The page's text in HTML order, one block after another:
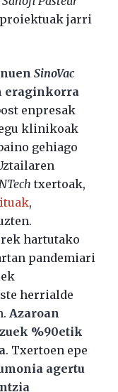
jarri
SinoVac
eraginkorra
enpresak
klinikoak
gehiago
txertoak,
,
hartutako
pandemiari
herrialde
Azaroan
%90etik
. Txertoen epe
agertu